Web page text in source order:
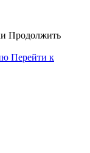
Продолжить
Перейти к